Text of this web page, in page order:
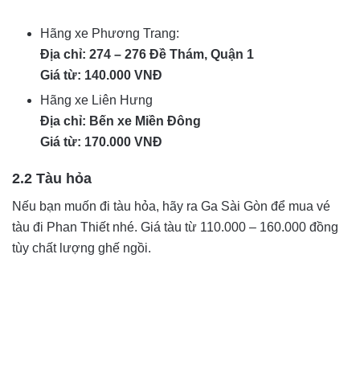
Hãng xe Phương Trang:
Địa chỉ: 274 – 276 Đề Thám, Quận 1
Giá từ: 140.000 VNĐ
Hãng xe Liên Hưng
Địa chỉ: Bến xe Miền Đông
Giá từ: 170.000 VNĐ
2.2 Tàu hỏa
Nếu bạn muốn đi tàu hỏa, hãy ra Ga Sài Gòn để mua vé
tàu đi Phan Thiết nhé. Giá tàu từ 110.000 – 160.000 đồng
tùy chất lượng ghế ngồi.